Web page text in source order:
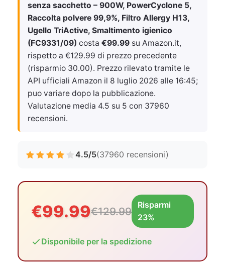
senza sacchetto – 900W, PowerCyclone 5,
Raccolta polvere 99,9%, Filtro Allergy H13,
Ugello TriActive, Smaltimento igienico
(FC9331/09) costa €99.99 su Amazon.it,
rispetto a €129.99 di prezzo precedente
(risparmio 30.00). Prezzo rilevato tramite le
API ufficiali Amazon il 8 luglio 2026 alle 16:45;
puo variare dopo la pubblicazione.
Valutazione media 4.5 su 5 con 37960
recensioni.
4.5/5(37960 recensioni)
€99.99€129.99
Risparmi
23%
Disponibile per la spedizione